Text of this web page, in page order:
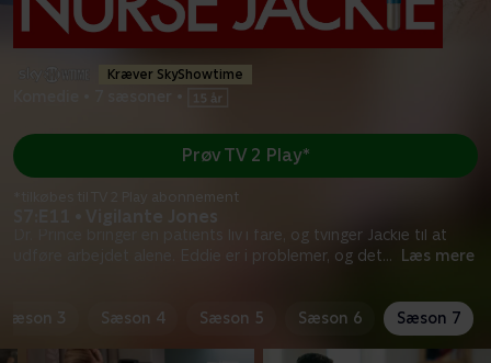
Kræver SkyShowtime
•
S7:E11 • Vigilante Jones
Dr. Prince bringer en patients liv i fare, og tvinger Jackie til at
udføre arbejdet alene. Eddie er i problemer, og det... Læs mere
Prøv TV 2 Play*
*tilkøbes til TV 2 Play abonnement
Sæson 3 Sæson 4 Sæson 5 Sæson 6 Sæson 7